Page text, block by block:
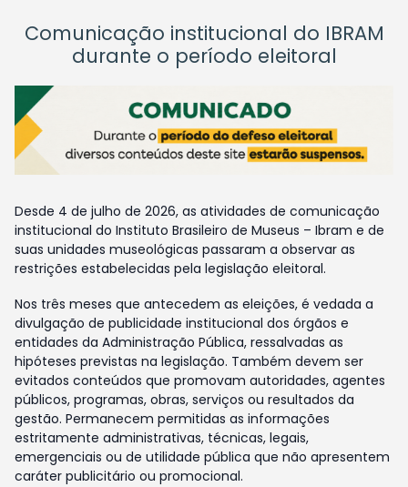
Comunicação institucional do IBRAM
durante o período eleitoral
Desde 4 de julho de 2026, as atividades de comunicação
institucional do Instituto Brasileiro de Museus – Ibram e de
suas unidades museológicas passaram a observar as
restrições estabelecidas pela legislação eleitoral.
Nos três meses que antecedem as eleições, é vedada a
divulgação de publicidade institucional dos órgãos e
entidades da Administração Pública, ressalvadas as
hipóteses previstas na legislação. Também devem ser
evitados conteúdos que promovam autoridades, agentes
públicos, programas, obras, serviços ou resultados da
gestão. Permanecem permitidas as informações
estritamente administrativas, técnicas, legais,
emergenciais ou de utilidade pública que não apresentem
caráter publicitário ou promocional.